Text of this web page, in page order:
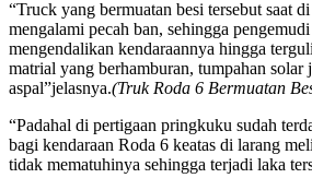
“Truck yang bermuatan besi tersebut saat
mengalami pecah ban, sehingga
mengendalikan kendaraannya hingga
matrial yang berhamburan, tumpahan solar
aspal”jelasnya.(Truk Roda 6 Bermuatan
“Padahal di pertigaan pringkuku sudah
bagi kendaraan Roda 6 keatas di larang
tidak mematuhinya sehingga terjadi laka